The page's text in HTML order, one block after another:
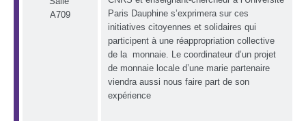
A709
Paris Dauphine s’exprimera sur ces
initiatives citoyennes et solidaires qui
participent à une réappropriation collective
de la monnaie. Le coordinateur d’un projet
de monnaie locale d’une marie partenaire
viendra aussi nous faire part de son
expérience